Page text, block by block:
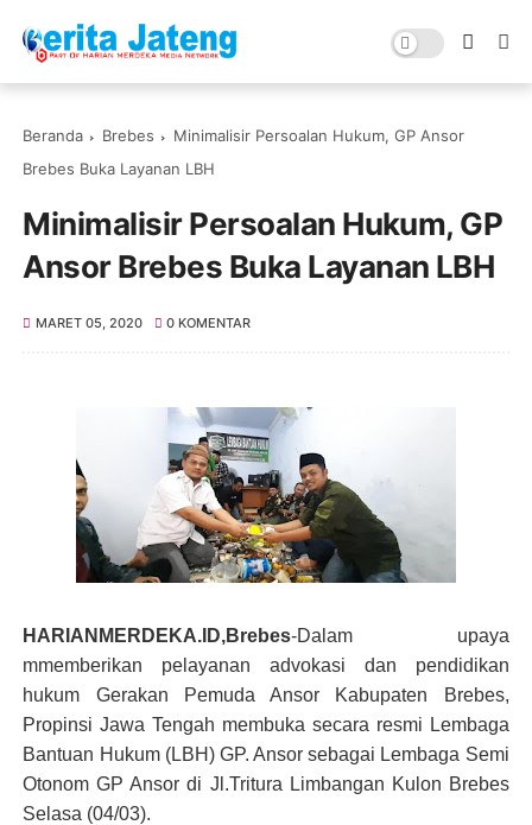
Beranda Brebes
Minimalisir Persoalan Hukum, GP Ansor
Brebes Buka Layanan LBH
Minimalisir Persoalan Hukum, GP
Ansor Brebes Buka Layanan LBH
MARET 05, 2020 0 KOMENTAR
HARIANMERDEKA.ID,Brebes-Dalam upaya
mmemberikan pelayanan advokasi dan pendidikan
hukum Gerakan Pemuda Ansor Kabupaten Brebes,
Propinsi Jawa Tengah membuka secara resmi Lembaga
Bantuan Hukum (LBH) GP. Ansor sebagai Lembaga Semi
Otonom GP Ansor di Jl.Tritura Limbangan Kulon Brebes
Selasa (04/03).